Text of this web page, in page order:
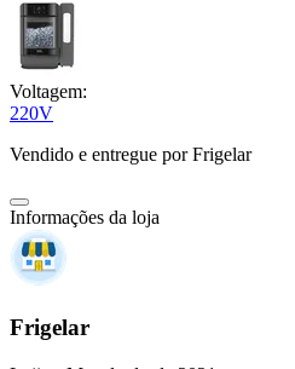
Voltagem:
220V
Vendido e entregue por Frigelar
Informações da loja
Frigelar